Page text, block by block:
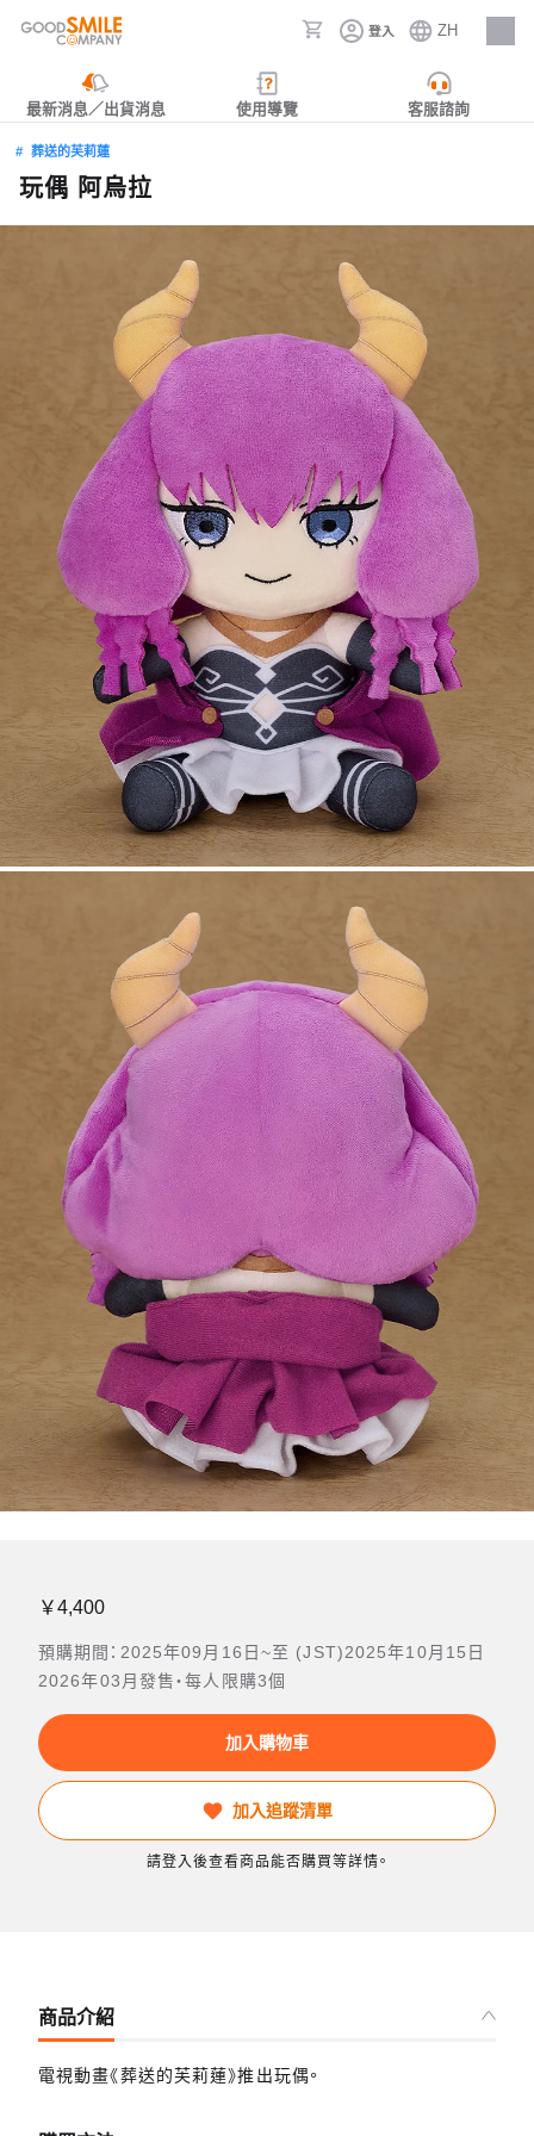
登入 ZH
人才招募
最新消息／出貨消息 使用導覽 客服諮詢
葬送的芙莉蓮
玩偶 阿烏拉
￥4,400
預購期間：2025年09月16日~至 (JST)2025年10月15日
2026年03月發售・每人限購3個
加入購物車
加入追蹤清單
請登入後查看商品能否購買等詳情。
商品介紹
電視動畫《葬送的芙莉蓮》推出玩偶。